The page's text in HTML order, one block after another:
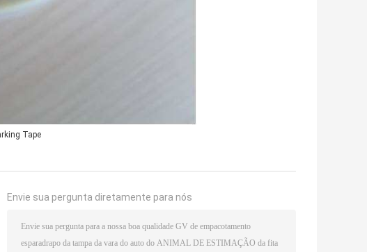
Tape
Envie sua pergunta diretamente para nós